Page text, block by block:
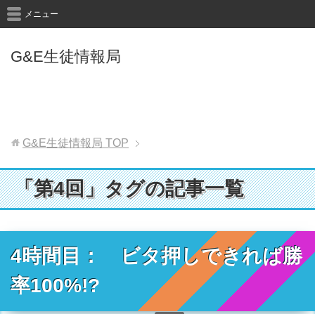
G&E生徒情報局
メニュー
G&E生徒情報局 TOP
「第4回」タグの記事一覧
4時間目： ビタ押しできれば勝
率100%!?